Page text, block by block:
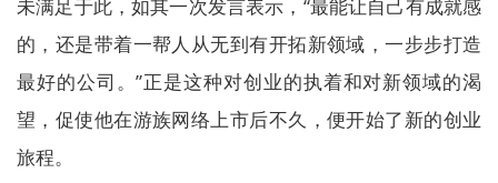
未满足于此，如其一次发言表示，“最能让自己有成就感
的，还是带着一帮人从无到有开拓新领域，一步步打造
最好的公司。”正是这种对创业的执着和对新领域的渴
望，促使他在游族网络上市后不久，便开始了新的创业
旅程。